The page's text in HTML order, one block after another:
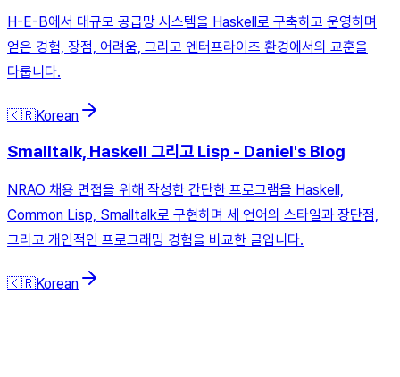
H-E-B에서 대규모 공급망 시스템을 Haskell로 구축하고 운영하며
얻은 경험, 장점, 어려움, 그리고 엔터프라이즈 환경에서의 교훈을
다룹니다.
🇰🇷Korean
Smalltalk, Haskell 그리고 Lisp - Daniel's Blog
NRAO 채용 면접을 위해 작성한 간단한 프로그램을 Haskell,
Common Lisp, Smalltalk로 구현하며 세 언어의 스타일과 장단점,
그리고 개인적인 프로그래밍 경험을 비교한 글입니다.
🇰🇷Korean